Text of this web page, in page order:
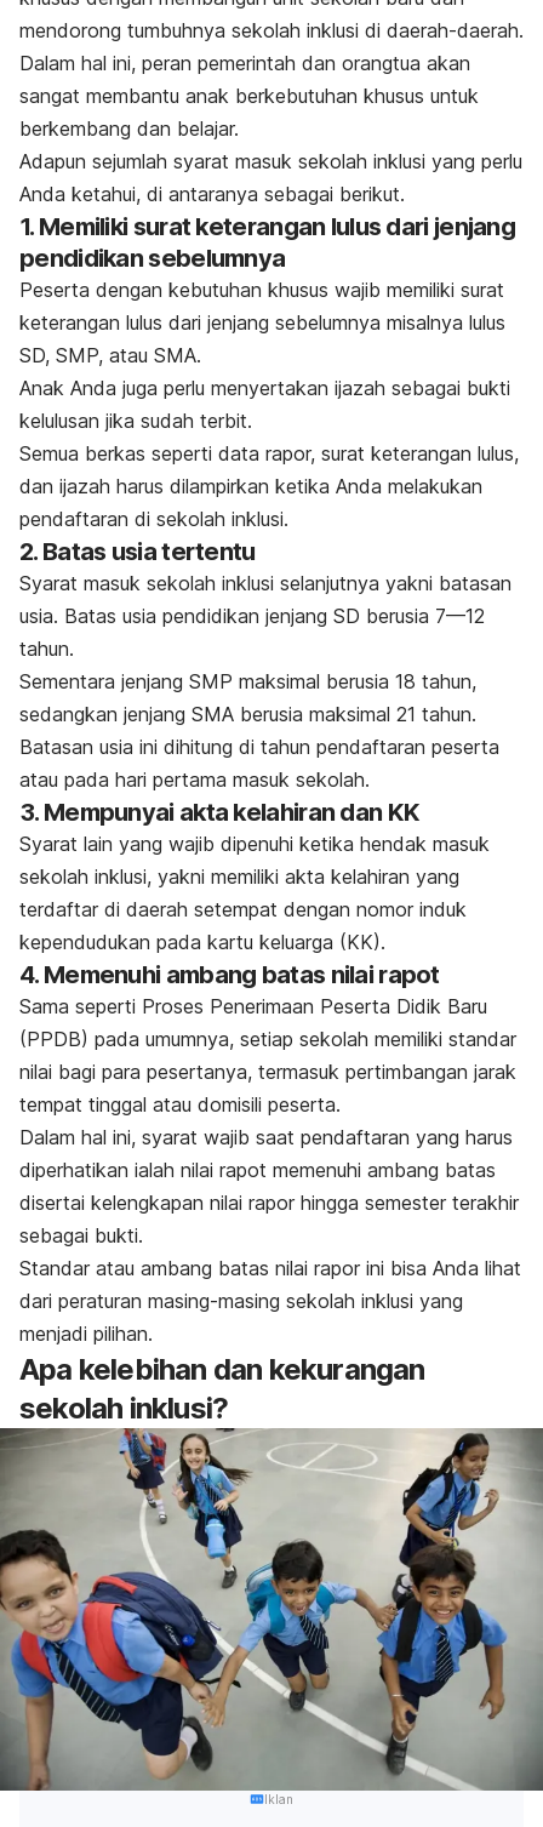
mendorong tumbuhnya sekolah inklusi di daerah-daerah.
Dalam hal ini, peran pemerintah dan orangtua akan
sangat membantu anak berkebutuhan khusus untuk
berkembang dan belajar.
Adapun sejumlah syarat masuk sekolah inklusi yang perlu
Anda ketahui, di antaranya sebagai berikut.
1. Memiliki surat keterangan lulus dari jenjang
pendidikan sebelumnya
Peserta dengan kebutuhan khusus wajib memiliki surat
keterangan lulus dari jenjang sebelumnya misalnya lulus
SD, SMP, atau SMA.
Anak Anda juga perlu menyertakan ijazah sebagai bukti
kelulusan jika sudah terbit.
Semua berkas seperti data rapor, surat keterangan lulus,
dan ijazah harus dilampirkan ketika Anda melakukan
pendaftaran di sekolah inklusi.
2. Batas usia tertentu
Syarat masuk sekolah inklusi selanjutnya yakni batasan
usia. Batas usia pendidikan jenjang SD berusia 7—12
tahun.
Sementara jenjang SMP maksimal berusia 18 tahun,
sedangkan jenjang SMA berusia maksimal 21 tahun.
Batasan usia ini dihitung di tahun pendaftaran peserta
atau pada hari pertama masuk sekolah.
3. Mempunyai akta kelahiran dan KK
Syarat lain yang wajib dipenuhi ketika hendak masuk
sekolah inklusi, yakni memiliki akta kelahiran yang
terdaftar di daerah setempat dengan nomor induk
kependudukan pada kartu keluarga (KK).
4. Memenuhi ambang batas nilai rapot
Sama seperti Proses Penerimaan Peserta Didik Baru
(PPDB) pada umumnya, setiap sekolah memiliki standar
nilai bagi para pesertanya, termasuk pertimbangan jarak
tempat tinggal atau domisili peserta.
Dalam hal ini, syarat wajib saat pendaftaran yang harus
diperhatikan ialah nilai rapot memenuhi ambang batas
disertai kelengkapan nilai rapor hingga semester terakhir
sebagai bukti.
Standar atau ambang batas nilai rapor ini bisa Anda lihat
dari peraturan masing-masing sekolah inklusi yang
menjadi pilihan.
Apa kelebihan dan kekurangan
sekolah inklusi?
Iklan